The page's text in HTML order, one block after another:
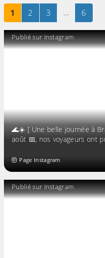
Page
1 sur 6Page
2 sur 6Page
3sur 6
… Page
6sur 6
Publié sur Instagram
🌊☀️ [ Une belle journée à
août 📅, nos voyageurs ont
Page Instagram
Publié sur Instagram